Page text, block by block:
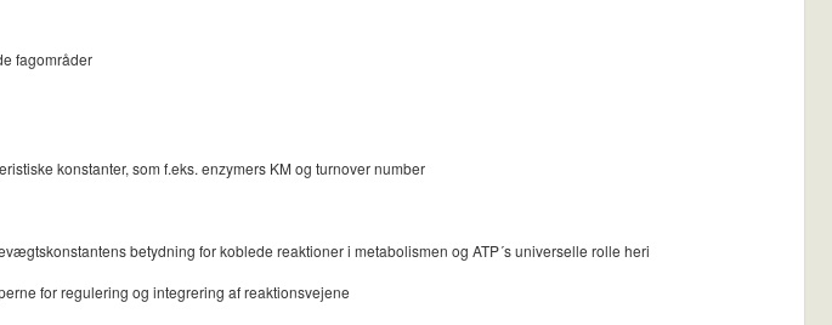
fagområder
konstanter, som f.eks. enzymers KM og turnover number
betydning for koblede reaktioner i metabolismen og ATP´s universelle rolle heri
for regulering og integrering af reaktionsvejene